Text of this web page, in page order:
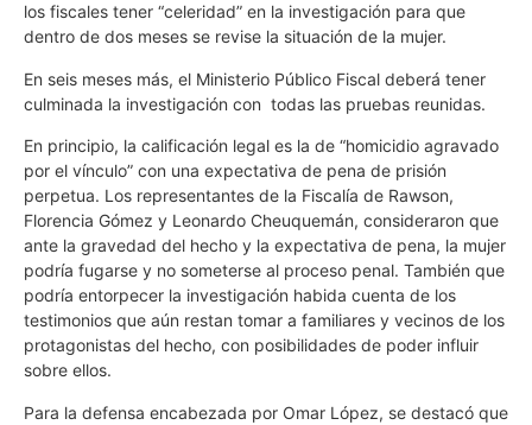
los fiscales tener “celeridad” en la investigación para que
dentro de dos meses se revise la situación de la mujer.
En seis meses más, el Ministerio Público Fiscal deberá tener
culminada la investigación con todas las pruebas reunidas.
En principio, la calificación legal es la de “homicidio agravado
por el vínculo” con una expectativa de pena de prisión
perpetua. Los representantes de la Fiscalía de Rawson,
Florencia Gómez y Leonardo Cheuquemán, consideraron que
ante la gravedad del hecho y la expectativa de pena, la mujer
podría fugarse y no someterse al proceso penal. También que
podría entorpecer la investigación habida cuenta de los
testimonios que aún restan tomar a familiares y vecinos de los
protagonistas del hecho, con posibilidades de poder influir
sobre ellos.
Para la defensa encabezada por Omar López, se destacó que